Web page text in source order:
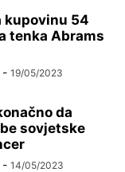
kupovinu 54
tenka Abrams
- 19/05/2023
da
sovjetske
- 14/05/2023